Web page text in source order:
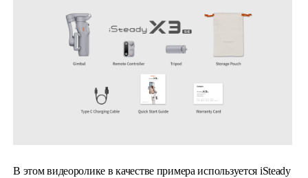
Hohem GO
В этом видеоролике в качестве примера используется iSteady